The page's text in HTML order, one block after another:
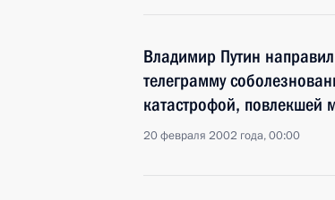
Владимир Путин
телеграмму
катастрофой, повлекшей
20 февраля 2002 года, 00:00